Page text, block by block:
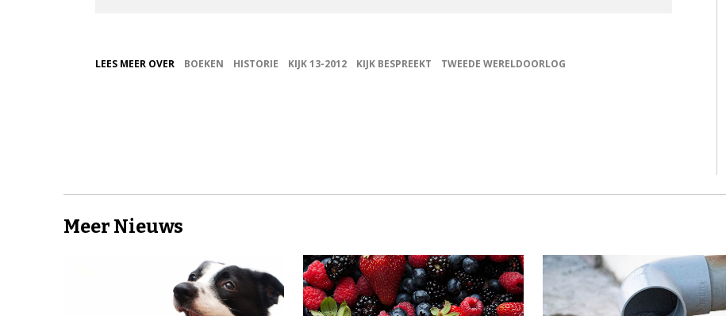
LEES MEER OVER BOEKEN HISTORIE KIJK 13-2012 KIJK BESPREEKT TWEEDE WERELDOORLOG
Meer Nieuws